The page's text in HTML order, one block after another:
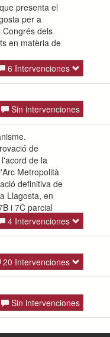
presenta el
per a
dels
en matèria de
6 Intervenciones
Sin intervenciones
de
de la
Metropolità
definitiva de
Llagosta, en
i 7C parcial
4 Intervenciones
20 Intervenciones
Sin intervenciones